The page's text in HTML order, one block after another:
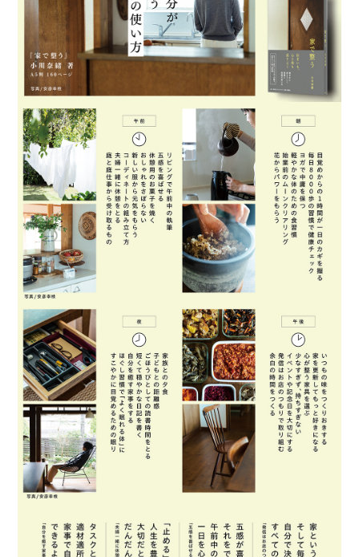
ヨガで中庸を保つ
軽やかな体のための食習慣
始業前のムーンクリアリング
花からパワーをもらう
午前
リビングで午前中の執筆
五感を喜ばせる
休憩用のお菓子を焼く
おしゃれをさぼらない
新しい服から元気をもらう
コーディネートの組み立て方
夫婦一緒に休憩をとる
庭と庭仕事から受け取るもの
午後
いつもの味をつくりおきする
家を更新してもっと好きになる
心が整う家具を選ぶ
少なすぎず、持ちすぎない
イベントや記念日を大切にする
発信はお店のつもりで取り組む
余白の時間をつくる
夜
家族との夕食